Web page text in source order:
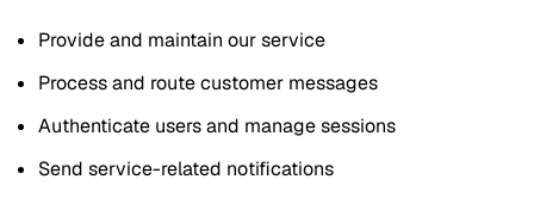
Provide and maintain our service
Process and route customer messages
Authenticate users and manage sessions
Send service-related notifications